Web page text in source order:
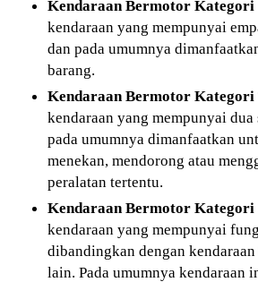
Kendaraan Bermotor
kendaraan yang mempunyai
dan pada umumnya
barang.
Kendaraan Bermotor Kategori
kendaraan yang mempunyai dua
pada umumnya dimanfaatkan
menekan, mendorong atau
peralatan tertentu.
Kendaraan Bermotor Kategori
kendaraan yang mempunyai
dibandingkan dengan
lain. Pada umumnya kendaraan